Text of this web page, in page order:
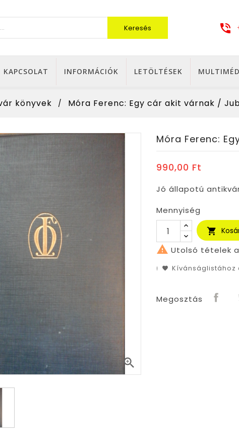
Keresés
KAPCSOLAT INFORMÁCIÓK LETÖLTÉSEK
könyvek Móra Ferenc: Egy cár akit várnak /

Móra Ferenc:
990,00 Ft
Jó állapotú
Mennyiség

 Utolsó tételek
Kívánságlistához
Megosztás